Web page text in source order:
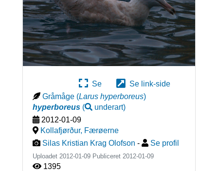
Se
Se link-side
Gråmåge (Larus hyperboreus)
hyperboreus( underart)
2012-01-09
Kollafjørður, Færøerne
Silas Kristian Krag Olofson - Se profil
Uploadet 2012-01-09 Publiceret 2012-01-09
1395